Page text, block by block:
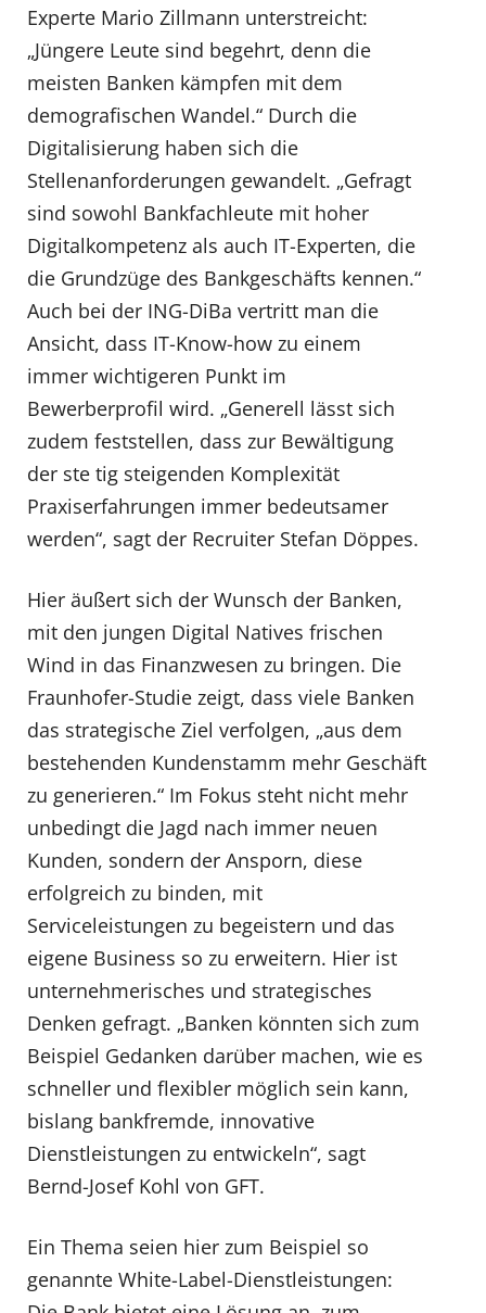
Experte Mario Zillmann unterstreicht:
„Jüngere Leute sind begehrt, denn die
meisten Banken kämpfen mit dem
demografischen Wandel.“ Durch die
Digitalisierung haben sich die
Stellenanforderungen gewandelt. „Gefragt
sind sowohl Bankfachleute mit hoher
Digitalkompetenz als auch IT-Experten, die
die Grundzüge des Bankgeschäfts kennen.“
Auch bei der ING-DiBa vertritt man die
Ansicht, dass IT-Know-how zu einem
immer wichtigeren Punkt im
Bewerberprofil wird. „Generell lässt sich
zudem feststellen, dass zur Bewältigung
der ste tig steigenden Komplexität
Praxiserfahrungen immer bedeutsamer
werden“, sagt der Recruiter Stefan Döppes.
Hier äußert sich der Wunsch der Banken,
mit den jungen Digital Natives frischen
Wind in das Finanzwesen zu bringen. Die
Fraunhofer-Studie zeigt, dass viele Banken
das strategische Ziel verfolgen, „aus dem
bestehenden Kundenstamm mehr Geschäft
zu generieren.“ Im Fokus steht nicht mehr
unbedingt die Jagd nach immer neuen
Kunden, sondern der Ansporn, diese
erfolgreich zu binden, mit
Serviceleistungen zu begeistern und das
eigene Business so zu erweitern. Hier ist
unternehmerisches und strategisches
Denken gefragt. „Banken könnten sich zum
Beispiel Gedanken darüber machen, wie es
schneller und flexibler möglich sein kann,
bislang bankfremde, innovative
Dienstleistungen zu entwickeln“, sagt
Bernd-Josef Kohl von GFT.
Ein Thema seien hier zum Beispiel so
genannte White-Label-Dienstleistungen: